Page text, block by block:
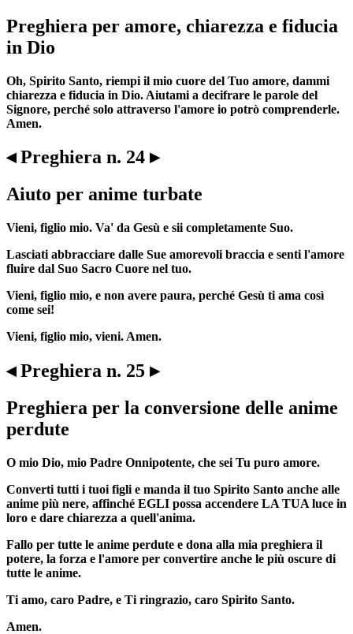
Preghiera per amore, chiarezza e fiducia
in Dio
Oh, Spirito Santo, riempi il mio cuore del Tuo amore, dammi
chiarezza e fiducia in Dio. Aiutami a decifrare le parole del
Signore, perché solo attraverso l'amore io potrò comprenderle.
Amen.
◂ Preghiera n. 24 ▸
Aiuto per anime turbate
Vieni, figlio mio. Va' da Gesù e sii completamente Suo.
Lasciati abbracciare dalle Sue amorevoli braccia e senti l'amore
fluire dal Suo Sacro Cuore nel tuo.
Vieni, figlio mio, e non avere paura, perché Gesù ti ama così
come sei!
Vieni, figlio mio, vieni. Amen.
◂ Preghiera n. 25 ▸
Preghiera per la conversione delle anime
perdute
O mio Dio, mio Padre Onnipotente, che sei Tu puro amore.
Converti tutti i tuoi figli e manda il tuo Spirito Santo anche alle
anime più nere, affinché EGLI possa accendere LA TUA luce in
loro e dare chiarezza a quell'anima.
Fallo per tutte le anime perdute e dona alla mia preghiera il
potere, la forza e l'amore per convertire anche le più oscure di
tutte le anime.
Ti amo, caro Padre, e Ti ringrazio, caro Spirito Santo.
Amen.